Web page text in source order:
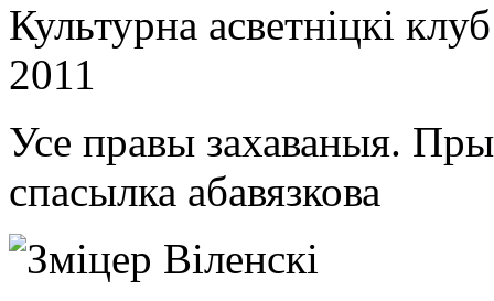
Культурна асветнiцкi
2011
Усе правы захаваныя.
спасылка абавязкова